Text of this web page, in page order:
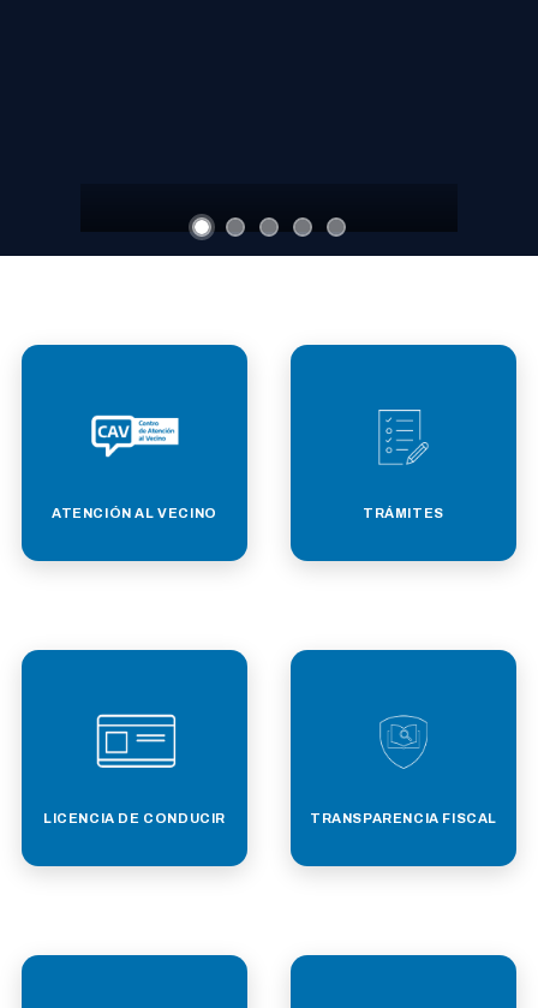
ATENCIÓN AL VECINO TRÁMITES
LICENCIA DE CONDUCIR TRANSPARENCIA FISCAL